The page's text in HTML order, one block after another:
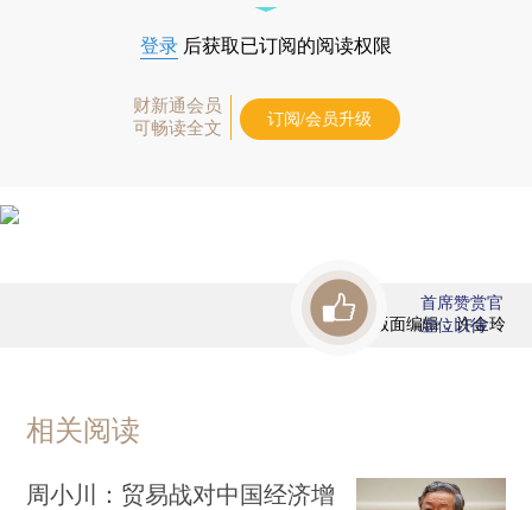
登录 后获取已订阅的阅读权限
财新通会员
可畅读全文
订阅/会员升级
版面编辑：许金玲
首席赞赏官
虚位以待
相关阅读
周小川：贸易战对中国经济增